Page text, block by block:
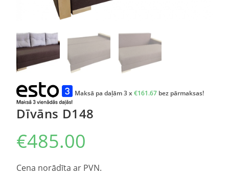
Maksā pa daļām 3 x€161.67 bez pārmaksas!
Dīvāns D148
€485.00
Cena norādīta ar PVN.